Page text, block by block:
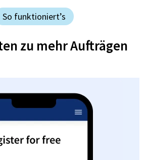
So funktioniert’s
zu mehr Aufträgen